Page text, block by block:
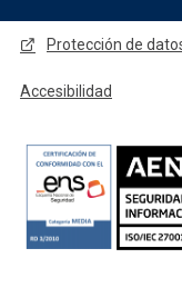
Menú legal
Protección de
Accesibilidad